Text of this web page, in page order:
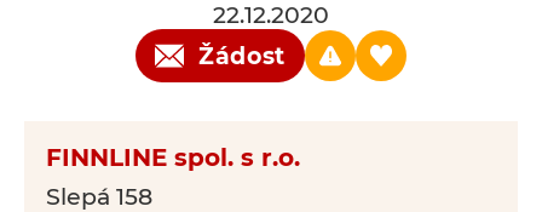
22.12.2020
Žádost
FINNLINE spol. s r.o.
Slepá 158